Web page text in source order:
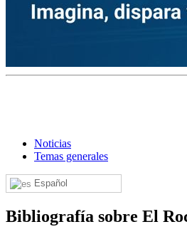
Noticias
Temas generales
Español
Bibliografía sobre El
¿En qué puedo
¿Cuándo se construyó la primera
El traslado cada siete años
¿Cuales son los actos principales
Quiero hacer el camino,¿que tengo